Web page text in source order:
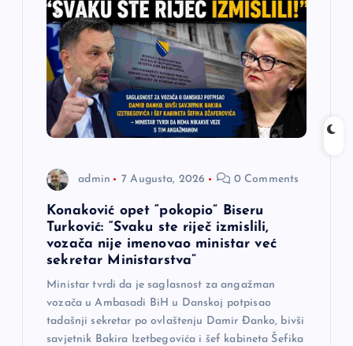
admin 7 Augusta, 2026 0 Comments
Konaković opet “pokopio” Biseru
Turković: “Svaku ste riječ izmislili,
vozača nije imenovao ministar već
sekretar Ministarstva”
Ministar tvrdi da je saglasnost za angažman
vozača u Ambasadi BiH u Danskoj potpisao
tadašnji sekretar po ovlaštenju Damir Đanko, bivši
savjetnik Bakira Izetbegovića i šef kabineta Šefika